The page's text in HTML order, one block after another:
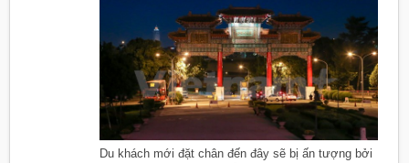
Du khách mới đặt chân đến đây sẽ bị ấn tượng bởi